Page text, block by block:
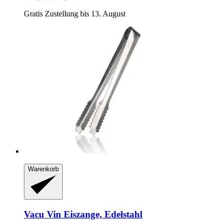
Gratis Zustellung bis 13. August
Warenkorb
Vacu Vin Eiszange, Edelstahl